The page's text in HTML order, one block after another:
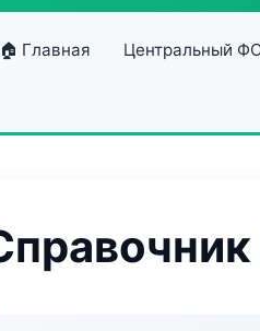
🏠 Главная Центральный